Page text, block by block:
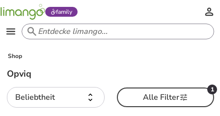
family
Shop
Opviq
Beliebtheit
1
Alle Filter